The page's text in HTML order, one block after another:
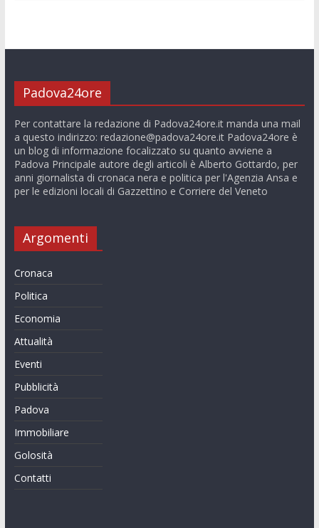
Padova24ore
Per contattare la redazione di Padova24ore.it manda una mail
a questo indirizzo: redazione@padova24ore.itPadova24ore è
un blog di informazione focalizzato su quanto avviene a
Padova Principale autore degli articoli è Alberto Gottardo, per
anni giornalista di cronaca nera e politica per l'Agenzia Ansa e
per le edizioni locali di Gazzettino e Corriere del Veneto
Argomenti
Cronaca
Politica
Economia
Attualità
Eventi
Pubblicità
Padova
Immobiliare
Golosità
Contatti